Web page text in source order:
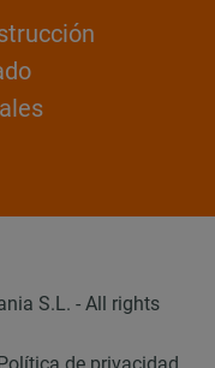
S.L. - All rights